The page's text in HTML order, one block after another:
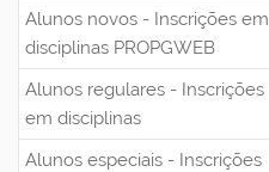
Alunos novos - Inscrições em
disciplinas PROPGWEB
Alunos regulares - Inscrições
em disciplinas
Alunos especiais - Inscrições